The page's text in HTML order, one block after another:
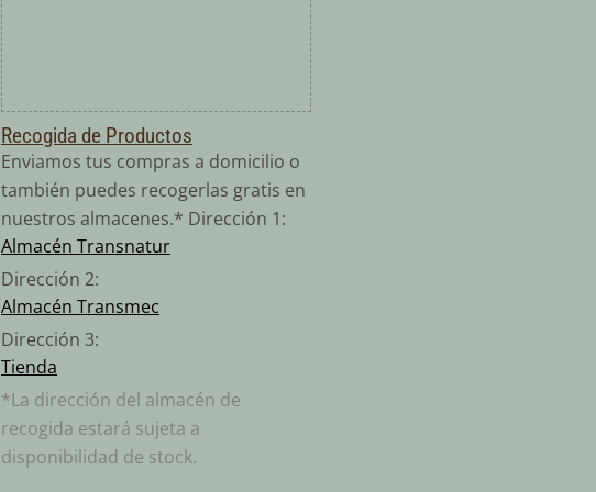
Recogida de Productos
Enviamos tus compras a domicilio o
también puedes recogerlas gratis en
nuestros almacenes.* Dirección 1:
Almacén Transnatur
Dirección 2:
Almacén Transmec
Dirección 3:
Tienda
*La dirección del almacén de
recogida estará sujeta a
disponibilidad de stock.